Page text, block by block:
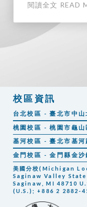
閱讀全文 READ
校區資訊
台北校區 - 臺北市中
桃園校區 - 桃園市龜
基河校區 - 臺北市基
金門校區 - 金門縣金
美國分校(Michigan
Saginaw Valley
Saginaw, MI 48710
(U.S.); +886 2 2882-